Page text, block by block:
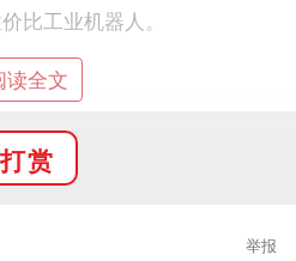
比工业机器人。
读全文
打赏
举报